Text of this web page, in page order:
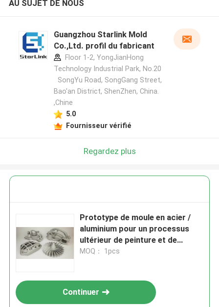
AU SUJET DE NOUS
Guangzhou Starlink Mold
Co.,Ltd. profil du fabricant
Floor 1-2, YongJianHong
Technology Industrial Park, No.20
SongYu Road, SongGang Street,
Bao'an District, ShenZhen, China.
,Chine
5.0
Fournisseur vérifié
Regardez plus
Prototype de moule en acier /
aluminium pour un processus
ultérieur de peinture et de
gravure en résine plastique
MOQ： 1pcs
Continuer